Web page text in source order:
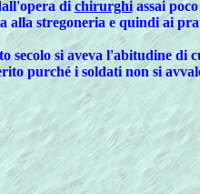
dichirurghiassai
alla stregoneria e quindi ai
secolo si aveva l'abitudine di
purché i soldati non si